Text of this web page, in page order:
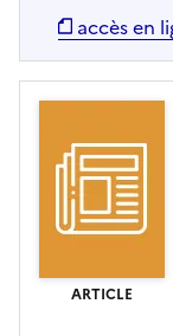
accès en
ARTICLE